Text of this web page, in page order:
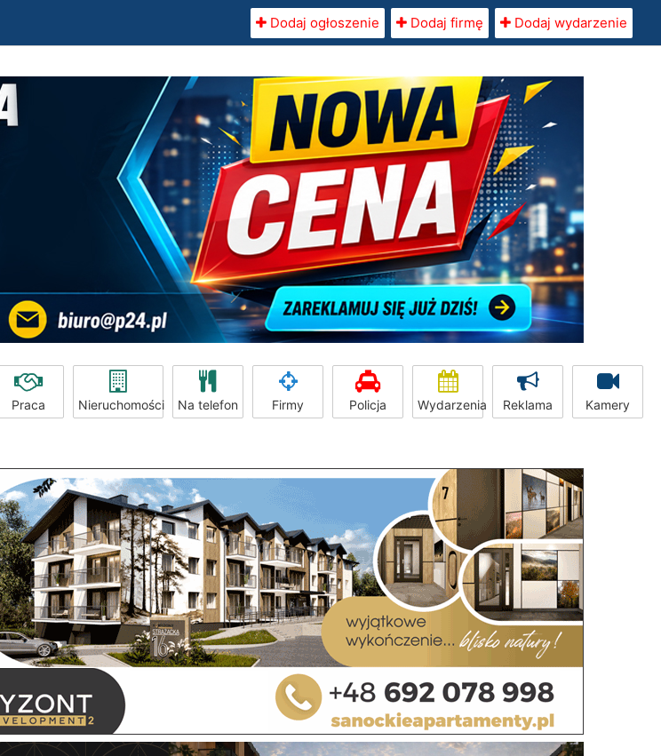
Dodaj ogłoszenie Dodaj firmę Dodaj wydarzenie
Praca Nieruchomości Na telefon Firmy Policja Wydarzenia Reklama Kamery